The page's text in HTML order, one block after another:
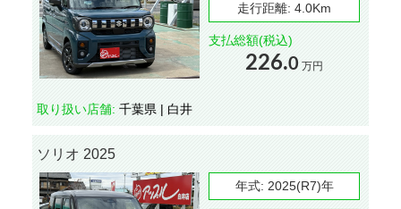
走行距離: 4.0Km
支払総額(税込)
226.0 万円
取り扱い店舗: 千葉県 | 白井
ソリオ 2025
年式: 2025(R7)年